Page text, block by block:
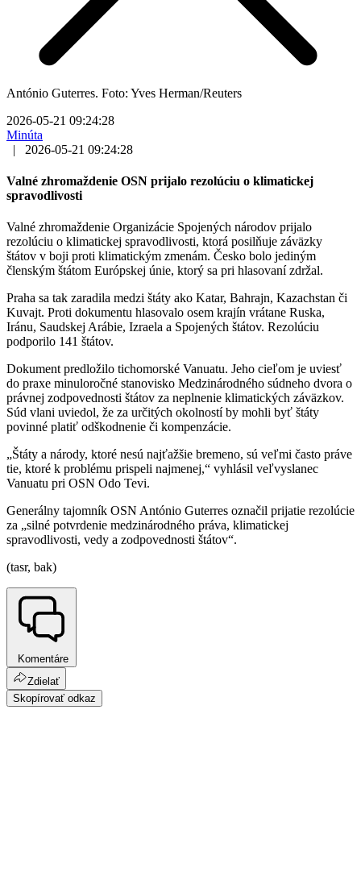
António Guterres. Foto: Yves Herman/Reuters
2026-05-21 09:24:28
Minúta
|
2026-05-21 09:24:28
Valné zhromaždenie OSN prijalo rezolúciu o klimatickej
spravodlivosti
Valné zhromaždenie Organizácie Spojených národov prijalo
rezolúciu o klimatickej spravodlivosti, ktorá posilňuje záväzky
štátov v boji proti klimatickým zmenám. Česko bolo jediným
členským štátom Európskej únie, ktorý sa pri hlasovaní zdržal.
Praha sa tak zaradila medzi štáty ako Katar, Bahrajn, Kazachstan či
Kuvajt. Proti dokumentu hlasovalo osem krajín vrátane Ruska,
Iránu, Saudskej Arábie, Izraela a Spojených štátov. Rezolúciu
podporilo 141 štátov.
Dokument predložilo tichomorské Vanuatu. Jeho cieľom je uviesť
do praxe minuloročné stanovisko Medzinárodného súdneho dvora o
právnej zodpovednosti štátov za neplnenie klimatických záväzkov.
Súd vlani uviedol, že za určitých okolností by mohli byť štáty
povinné platiť odškodnenie či kompenzácie.
„Štáty a národy, ktoré nesú najťažšie bremeno, sú veľmi často práve
tie, ktoré k problému prispeli najmenej,“ vyhlásil veľvyslanec
Vanuatu pri OSN Odo Tevi.
Generálny tajomník OSN António Guterres označil prijatie rezolúcie
za „silné potvrdenie medzinárodného práva, klimatickej
spravodlivosti, vedy a zodpovednosti štátov“.
(tasr, bak)
Komentáre
Zdielať
Skopírovať odkaz